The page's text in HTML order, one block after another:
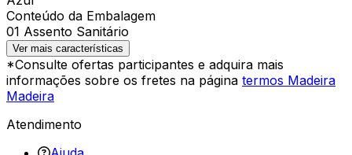
Conteúdo da Embalagem
01 Assento Sanitário
Ver mais características
*Consulte ofertas participantes e adquira mais
informações sobre os fretes na página termos Madeira
Madeira
Atendimento